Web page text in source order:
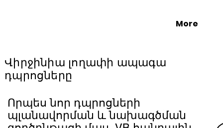
Վիրջինիա լողափի ապագա
դպրոցները
More
Որպես նոր դպրոցների
պլանավորման և նախագծման